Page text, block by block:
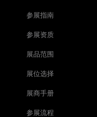
参展指南
参展资质
展品范围
展位选择
展商手册
参展流程